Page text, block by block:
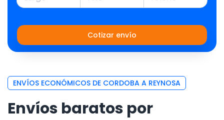
Cotizar envío
ENVÍOS ECONÓMICOS DE CORDOBA A REYNOSA
Envíos baratos por